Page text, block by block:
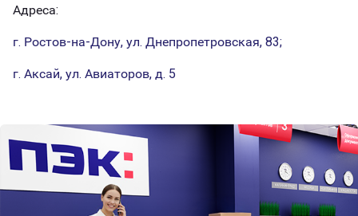
Адреса:
г. Ростов-на-Дону, ул. Днепропетровская, 83;
г. Аксай, ул. Авиаторов, д. 5